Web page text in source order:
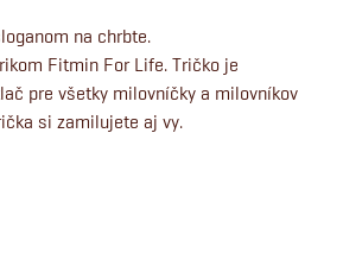
na chrbte.
Fitmin For Life. Tričko je
pre všetky milovníčky a milovníkov
si zamilujete aj vy.